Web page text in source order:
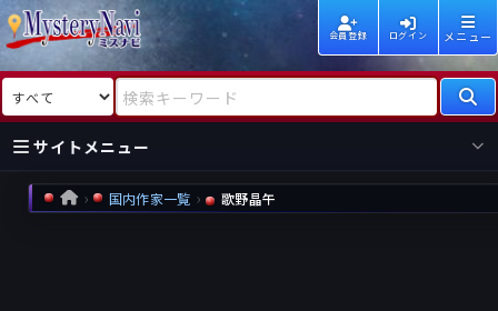
会員登録 ログイン メニュー
検索対象 検索キーワード
サイトメニュー
国内
海外
HOME 国内作家一覧 歌野晶午